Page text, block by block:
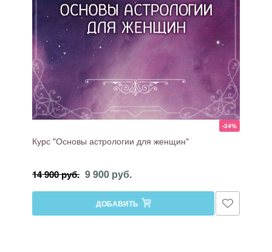
-34%
Курс "Основы астрологии для женщин"
14 900 руб. 9 900 руб.
ДОБАВИТЬ